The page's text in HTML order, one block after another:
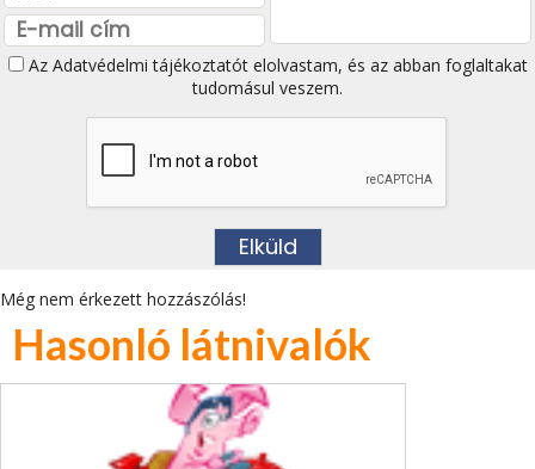
Az Adatvédelmi tájékoztatótelolvastam, és az abban foglaltakat
tudomásul veszem.
Még nem érkezett hozzászólás!
Hasonló látnivalók